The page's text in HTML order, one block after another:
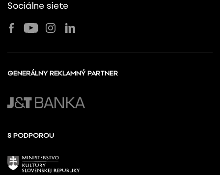
Sociálne siete
GENERÁLNY REKLAMNÝ PARTNER
S PODPOROU